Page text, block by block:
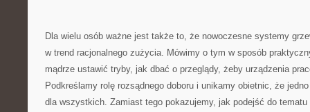
Dla wielu osób ważne jest także to, że nowoczesne systemy
w trend racjonalnego zużycia. Mówimy o tym w sposób
mądrze ustawić tryby, jak dbać o przeglądy, żeby urządzenia
Podkreślamy rolę rozsądnego doboru i unikamy obietnic, że
dla wszystkich. Zamiast tego pokazujemy, jak podejść do